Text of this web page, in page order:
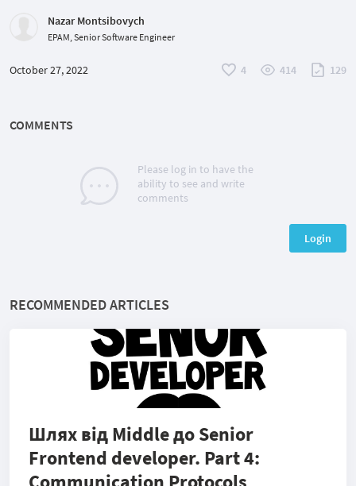
Nazar Montsibovych
EPAM, Senior Software Engineer
October 27, 2022 4 414 129
COMMENTS
Please log in to have the
ability to see and write
comments
Login
RECOMMENDED ARTICLES
Шлях від Middle до Senior
Frontend developer. Part 4: